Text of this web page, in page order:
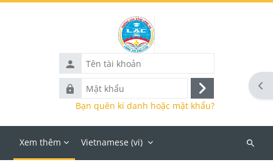
Tên
tài
khoản
Mật
khẩu
Đăng
nhập
Bạn quên kí danh hoặc mật khẩu?
Xem thêm Vietnamese ‎(vi)‎
Tìm